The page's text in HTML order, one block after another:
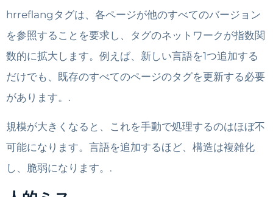
hrreflangタグは、各ページが他のすべてのバージョン
を参照することを要求し、タグのネットワークが指数関
数的に拡大します。例えば、新しい言語を1つ追加する
だけでも、既存のすべてのページのタグを更新する必要
があります。.
規模が大きくなると、これを手動で処理するのはほぼ不
可能になります。言語を追加するほど、構造は複雑化
し、脆弱になります。.